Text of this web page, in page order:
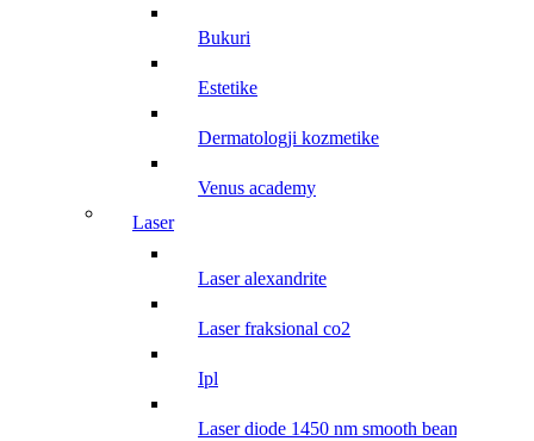
bukuri
estetike
dermatologji kozmetike
venus academy
laser
laser alexandrite
laser fraksional co2
ipl
laser diode 1450 nm smooth beam